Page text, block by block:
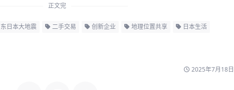
正文完
东日本大地震 二手交易 创新企业 地理位置共享 日本生活
2025年7月18日